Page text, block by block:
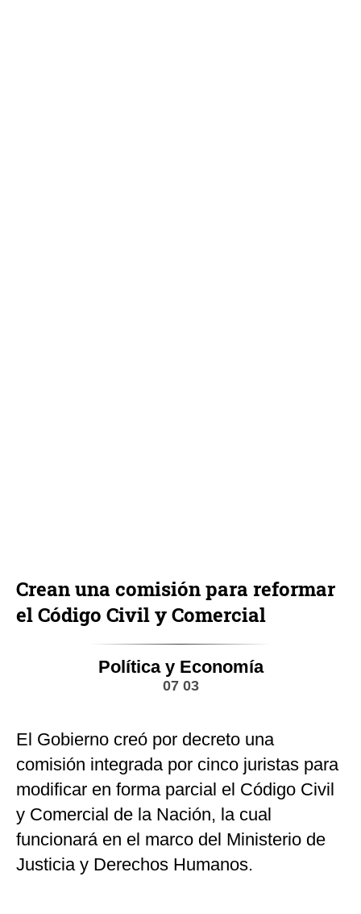
Crean una comisión para reformar
el Código Civil y Comercial
Política y Economía
07 03
El Gobierno creó por decreto una
comisión integrada por cinco juristas para
modificar en forma parcial el Código Civil
y Comercial de la Nación, la cual
funcionará en el marco del Ministerio de
Justicia y Derechos Humanos.